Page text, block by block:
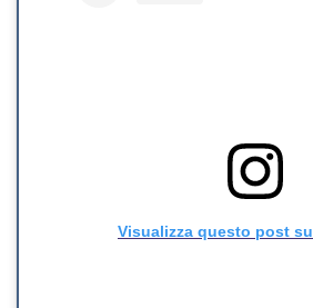
Visualizza questo post